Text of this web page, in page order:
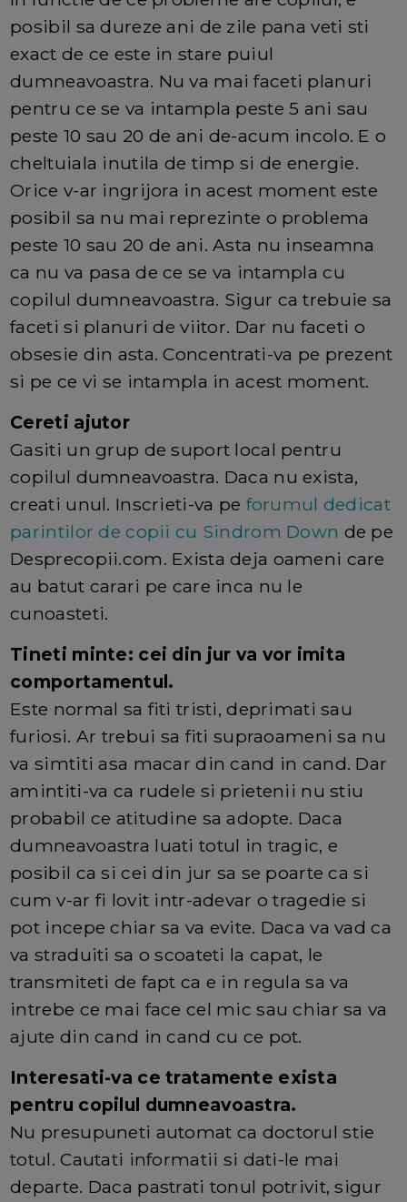
posibil sa dureze ani de zile pana veti sti
exact de ce este in stare puiul
dumneavoastra. Nu va mai faceti planuri
pentru ce se va intampla peste 5 ani sau
peste 10 sau 20 de ani de-acum incolo. E o
cheltuiala inutila de timp si de energie.
Orice v-ar ingrijora in acest moment este
posibil sa nu mai reprezinte o problema
peste 10 sau 20 de ani. Asta nu inseamna
ca nu va pasa de ce se va intampla cu
copilul dumneavoastra. Sigur ca trebuie sa
faceti si planuri de viitor. Dar nu faceti o
obsesie din asta. Concentrati-va pe prezent
si pe ce vi se intampla in acest moment.
Cereti ajutor
Gasiti un grup de suport local pentru
copilul dumneavoastra. Daca nu exista,
creati unul. Inscrieti-va pe forumul dedicat
parintilor de copii cu Sindrom Down de pe
Desprecopii.com. Exista deja oameni care
au batut carari pe care inca nu le
cunoasteti.
Tineti minte: cei din jur va vor imita
comportamentul.
Este normal sa fiti tristi, deprimati sau
furiosi. Ar trebui sa fiti supraoameni sa nu
va simtiti asa macar din cand in cand. Dar
amintiti-va ca rudele si prietenii nu stiu
probabil ce atitudine sa adopte. Daca
dumneavoastra luati totul in tragic, e
posibil ca si cei din jur sa se poarte ca si
cum v-ar fi lovit intr-adevar o tragedie si
pot incepe chiar sa va evite. Daca va vad ca
va straduiti sa o scoateti la capat, le
transmiteti de fapt ca e in regula sa va
intrebe ce mai face cel mic sau chiar sa va
ajute din cand in cand cu ce pot.
Interesati-va ce tratamente exista
pentru copilul dumneavoastra.
Nu presupuneti automat ca doctorul stie
totul. Cautati informatii si dati-le mai
departe. Daca pastrati tonul potrivit, sigur